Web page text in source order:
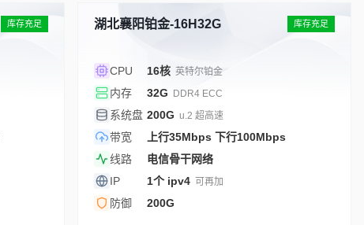
库存充足 湖北襄阳铂金-16H32G 库存充足
CPU 16核 英特尔铂金
内存 32G DDR4 ECC
系统盘 200G u.2 超高速
带宽
上行35Mbps 下行100Mbps
线路
电信骨干网络
IP
1个 ipv4 可再加
防御 200G